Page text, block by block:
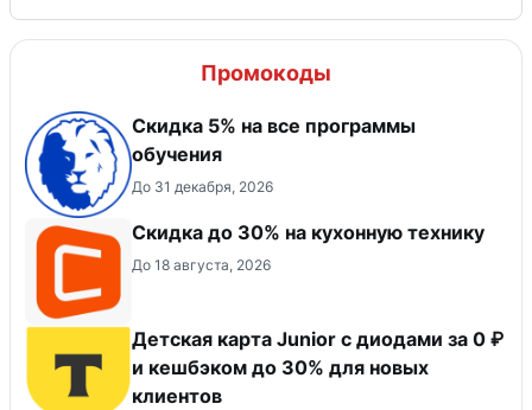
Промокоды
Скидка 5% на все программы
обучения
До 31 декабря, 2026
Скидка до 30% на кухонную технику
До 18 августа, 2026
Детская карта Junior с диодами за 0 ₽
и кешбэком до 30% для новых
клиентов